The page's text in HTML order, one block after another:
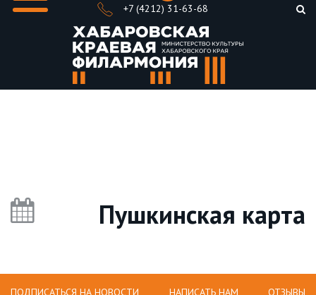
+7 (4212) 31-63-68
Пушкинская карта
ПОДПИСАТЬСЯ НА НОВОСТИ НАПИСАТЬ НАМ ОТЗЫВЫ